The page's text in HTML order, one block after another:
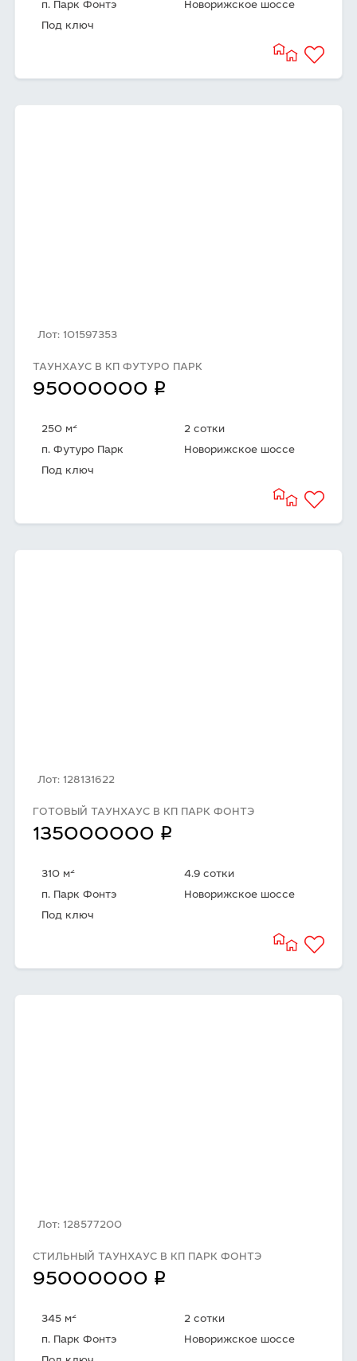
п. Парк Фонтэ
Новорижское шоссе
Под ключ
Лот: 101597353
ТАУНХАУС В КП ФУТУРО ПАРК
95000000 q
250 м2
2 сотки
п. Футуро Парк
Новорижское шоссе
Под ключ
Лот: 128131622
ГОТОВЫЙ ТАУНХАУС В КП ПАРК ФОНТЭ
135000000 q
310 м2
4.9 сотки
п. Парк Фонтэ
Новорижское шоссе
Под ключ
Лот: 128577200
СТИЛЬНЫЙ ТАУНХАУС В КП ПАРК ФОНТЭ
95000000 q
345 м2
2 сотки
п. Парк Фонтэ
Новорижское шоссе